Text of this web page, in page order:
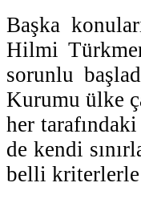
Başka
Hilmi
sorunlu
Kurumu ülke
her
de kendi
belli